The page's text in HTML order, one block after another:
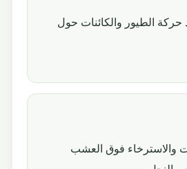
حركة الطيور والكائنات حول
والاسترخاء فوق العشب